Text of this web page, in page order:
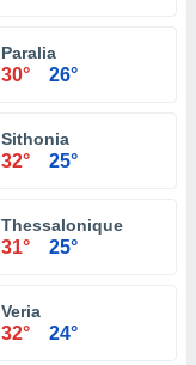
Paralia
30° 26°
Sithonia
32° 25°
Thessalonique
31° 25°
Veria
32° 24°